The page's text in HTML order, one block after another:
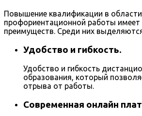
Повышение квалификации в области
профориентационной работы
преимуществ. Среди них
Удобство и гибкость.
Удобство и гибкость
образования, который
отрыва от работы.
Современная онлайн